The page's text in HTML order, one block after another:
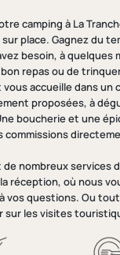
camping à La
place. Gagnez du
besoin, à quelques
repas ou de
accueille dans un
proposées, à
boucherie et une
commissions
nombreux services
réception, où nous
vos questions. Ou
sur les visites